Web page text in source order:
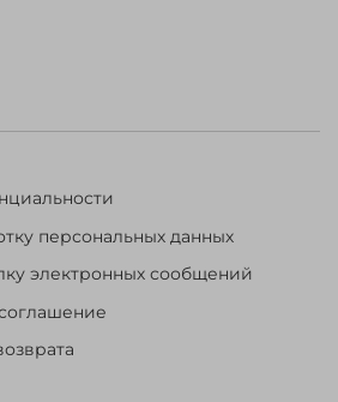
персональных данных
электронных сообщений